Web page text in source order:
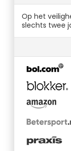
Op het
slechts twee